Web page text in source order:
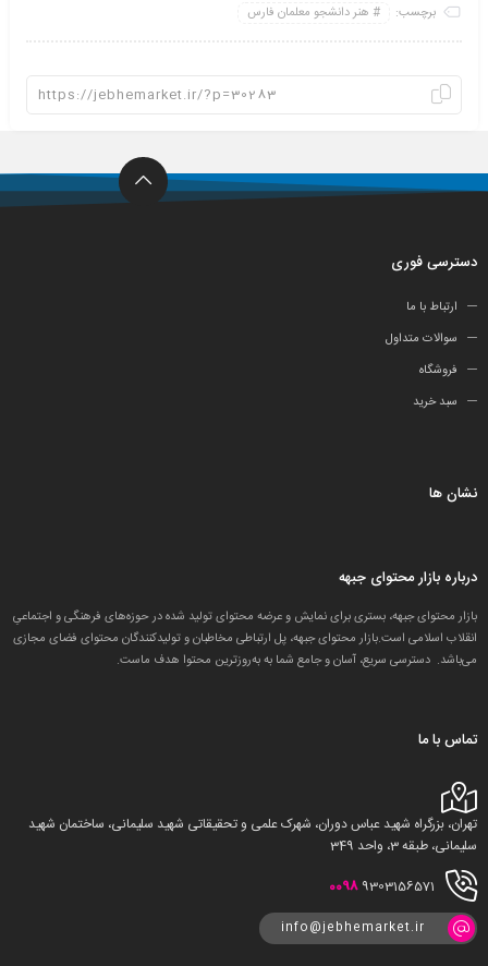
برچسب: هنر دانشجو معلمان فارس
دسترسی فوری
ارتباط با ما
سوالات متداول
فروشگاه
سبد خرید
نشان ها
درباره بازار محتوای جبهه
بازار محتوای جبهه، بستری برای نمایش و عرضه محتوای تولید شده در حوزه‌های فرهنگی و اجتماعیِ
انقلاب اسلامی است.بازار محتوای جبهه، پل ارتباطی مخاطبان و تولید‌کنندگان محتوای فضای مجازی
می‌باشد. دسترسی سریع، آسان و جامع شما به به‌روزترین محتوا هدف ماست.
تماس با ما
تهران، بزرگراه شهید عباس دوران، شهرک علمی و تحقیقاتی شهید سلیمانی، ساختمان شهید
سلیمانی، طبقه 3، واحد 349
0098 9303156571
info@jebhemarket.ir